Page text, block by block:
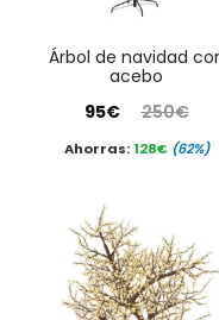
árbol de navidad con
acebo
250€
El
precio
era:
250€.
95€
precio
es:
95€.
Ahorras: 128€ (62%)